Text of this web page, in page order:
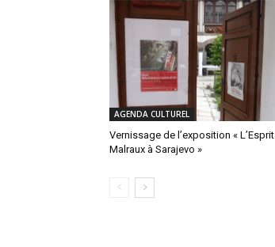
AGENDA CULTUREL
Vernissage de l’exposition « L’Esprit
Malraux à Sarajevo »